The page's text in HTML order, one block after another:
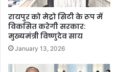
रायपुर को मेट्रो सिटी के रूप में
विकसित करेगी सरकार:
मुख्यमंत्री विष्णुदेव साय
January 13, 2026